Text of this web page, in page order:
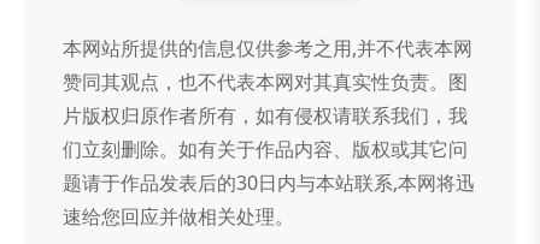
本网站所提供的信息仅供参考之用,并不代表本网
赞同其观点，也不代表本网对其真实性负责。图
片版权归原作者所有，如有侵权请联系我们，我
们立刻删除。如有关于作品内容、版权或其它问
题请于作品发表后的30日内与本站联系,本网将迅
速给您回应并做相关处理。